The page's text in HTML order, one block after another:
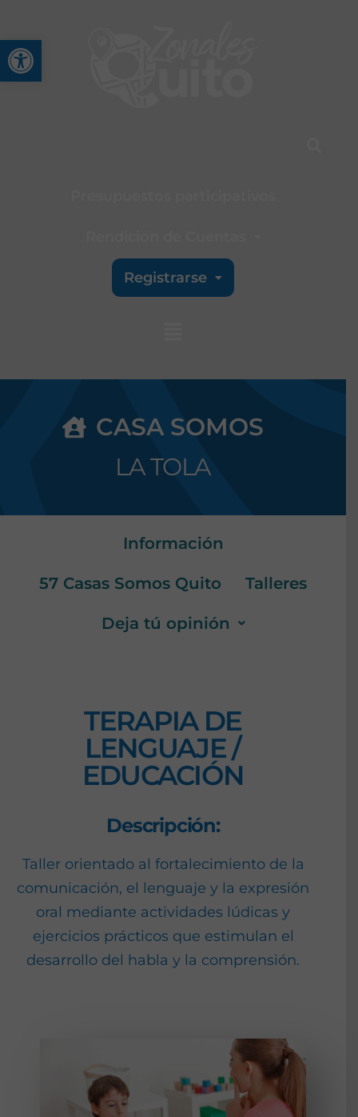
Abrir barra de
Registrarse
CASA SOMOS
LA TOLA
Información
57 Casas Somos Quito Talleres
Deja tú opinión
TERAPIA DE
LENGUAJE /
EDUCACIÓN
Descripción:
Taller orientado al fortalecimiento de la
comunicación, el lenguaje y la expresión
oral mediante actividades lúdicas y
ejercicios prácticos que estimulan el
desarrollo del habla y la comprensión.